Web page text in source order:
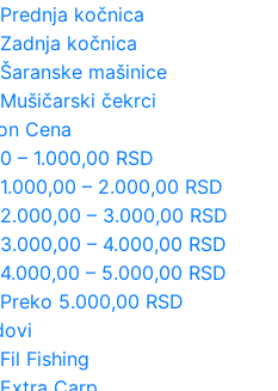
Prednja kočnica
Zadnja kočnica
Šaranske mašinice
Mušičarski čekrci
Cena
0 – 1.000,00 RSD
1.000,00 – 2.000,00 RSD
2.000,00 – 3.000,00 RSD
3.000,00 – 4.000,00 RSD
4.000,00 – 5.000,00 RSD
Preko 5.000,00 RSD
Fil Fishing